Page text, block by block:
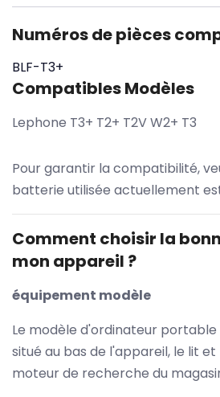
Numéros de pièces
BLF-T3+
Compatibles Modèles
Lephone T3+ T2+ T2V W2+ T3
Pour garantir la compatibilité,
batterie utilisée actuellement
Comment choisir la
mon appareil ?
équipement modèle
Le modèle d'ordinateur
situé au bas de l'appareil, le lit et
moteur de recherche du